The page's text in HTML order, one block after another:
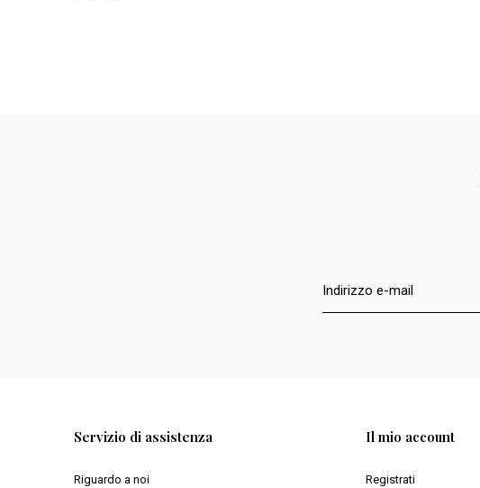
Servizio di assistenza
Riguardo a noi
Il mio account
Registrati